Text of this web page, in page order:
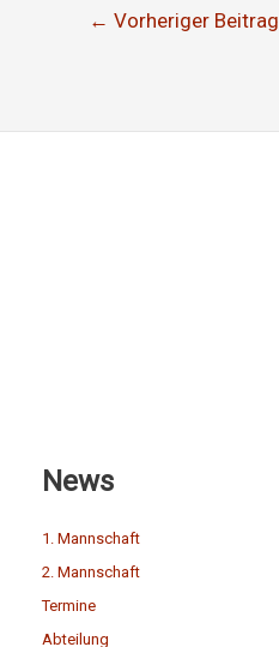
← Vorheriger Beitrag
News
1. Mannschaft
2. Mannschaft
Termine
Abteilung